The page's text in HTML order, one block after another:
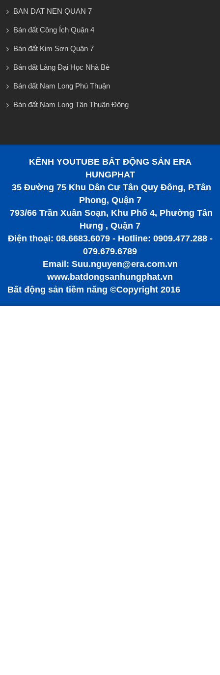
BAN DAT NEN QUAN 7
Bán đất Công Ích Quận 4
Bán đất Kim Sơn Quận 7
Bán đất Làng Đại Học Nhà Bè
Bán đất Nam Long Phú Thuận
Bán đất Nam Long Tân Thuận Đông
KÊNH YOUTUBE BẤT ĐỘNG SẢN ERA
HUNGPHAT
35 Đường 75 Khu Dân Cư Tân Quy Đông, P.Tân
Phong, Quận 7
793/66 Trần Xuân Soạn, Khu Phố 4, Phường Tân
Hưng , Quận 7
Điện thoại: 08.6683.6079 - Hotline: 0909.477.288 -
079.679.6789
Email: Suu.nguyen@era.com.vn
www.batdongsanhungphat.vn
Bất động sản tiềm năng ©Copyright 2016